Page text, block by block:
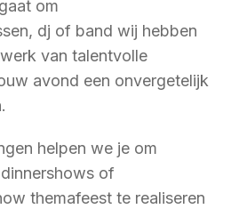
om
dj of band wij hebben
van talentvolle
avond een onvergetelijk
helpen we je om
of
themafeest te realiseren